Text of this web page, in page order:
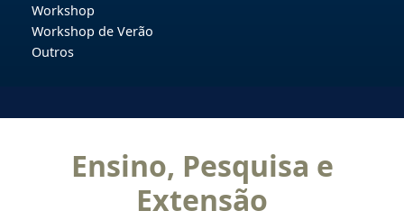
Workshop
Workshop de Verão
Outros
Ensino, Pesquisa e
Extensão